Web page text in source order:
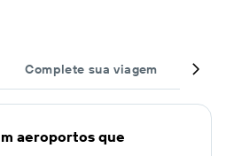
Complete sua viagem
aeroportos que